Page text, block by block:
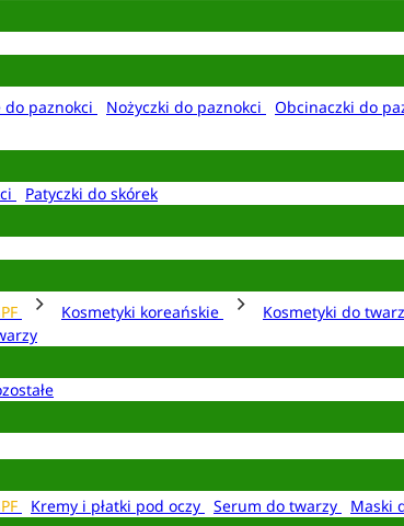
do paznokci Nożyczki do paznokci Obcinaczki do
Patyczki do skórek
Kosmetyki koreańskie Kosmetyki do
Kremy i płatki pod oczy Serum do twarzy Maski